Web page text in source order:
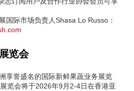
国际市场负责人Shasa Lo Russo：
览会
享誉盛名的国际新鲜果蔬业务展览
览会将于2026年9月2-4日在香港亚